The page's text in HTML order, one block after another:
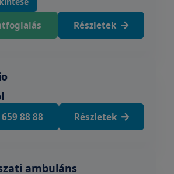
Részletek
88 88 Részletek
ambuláns